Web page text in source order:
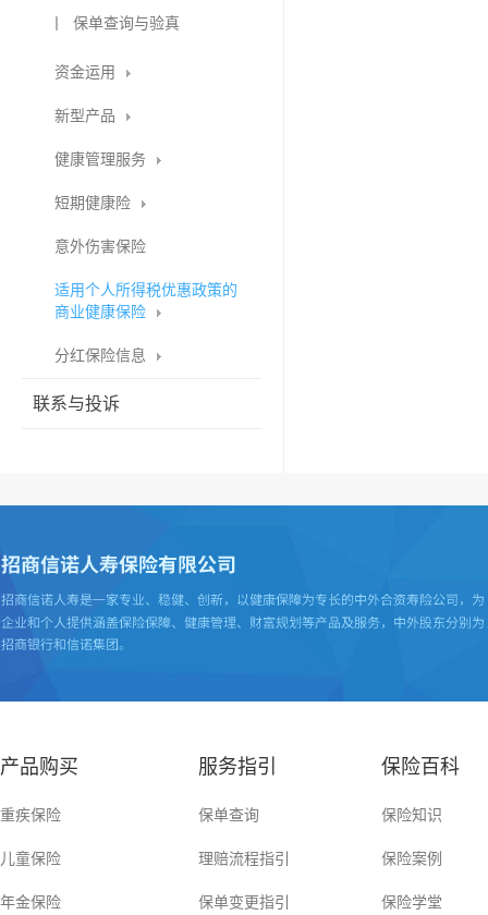
丨 保单查询与验真
资金运用
新型产品
健康管理服务
短期健康险
意外伤害保险
适用个人所得税优惠政策的
商业健康保险
分红保险信息
联系与投诉
产品购买
重疾保险
儿童保险
年金保险
服务指引
保单查询
理赔流程指引
保单变更指引
保险百科
保险知识
保险案例
保险学堂